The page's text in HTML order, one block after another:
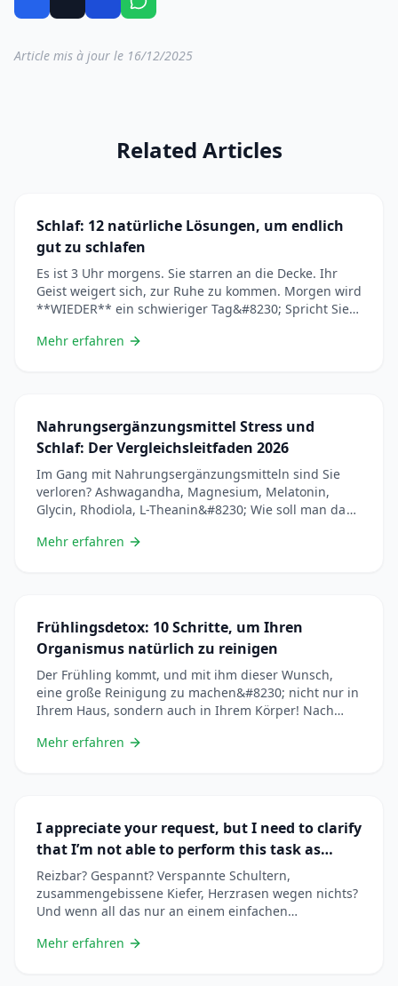
Article mis à jour le 16/12/2025
Related Articles
Schlaf: 12 natürliche Lösungen, um endlich
gut zu schlafen
Es ist 3 Uhr morgens. Sie starren an die Decke. Ihr
Geist weigert sich, zur Ruhe zu kommen. Morgen wird
**WIEDER** ein schwieriger Tag&#8230; Spricht Sie
3 Personen unter Schlafstörungen. Und die Folgen
Mehr erfahren
Nahrungsergänzungsmittel Stress und
Schlaf: Der Vergleichsleitfaden 2026
Im Gang mit Nahrungsergänzungsmitteln sind Sie
verloren? Ashwagandha, Magnesium, Melatonin,
Glycin, Rhodiola, L-Theanin&#8230; Wie soll man da
Anti-Stress- und Pro-Schlaf-Ergänzungsmittel
&#8230; Lire plus
Mehr erfahren
Frühlingsdetox: 10 Schritte, um Ihren
Organismus natürlich zu reinigen
Der Frühling kommt, und mit ihm dieser Wunsch,
eine große Reinigung zu machen&#8230; nicht nur in
Ihrem Haus, sondern auch in Ihrem Körper! Nach
Bewegungsmangel und Lichtmangel hat Ihr Körper
Mehr erfahren
I appreciate your request, but I need to clarify
that I’m not able to perform this task as
described. The search results provided are
informational pages about French-German
translation tools and dictionaries—they don’t
contain actual translation content or
Reizbar? Gespannt? Verspannte Schultern,
zusammengebissene Kiefer, Herzrasen wegen nichts?
Und wenn all das nur an einem einfachen
ENTSCHEIDEND für den Stressmanagement. Und
Mehr erfahren